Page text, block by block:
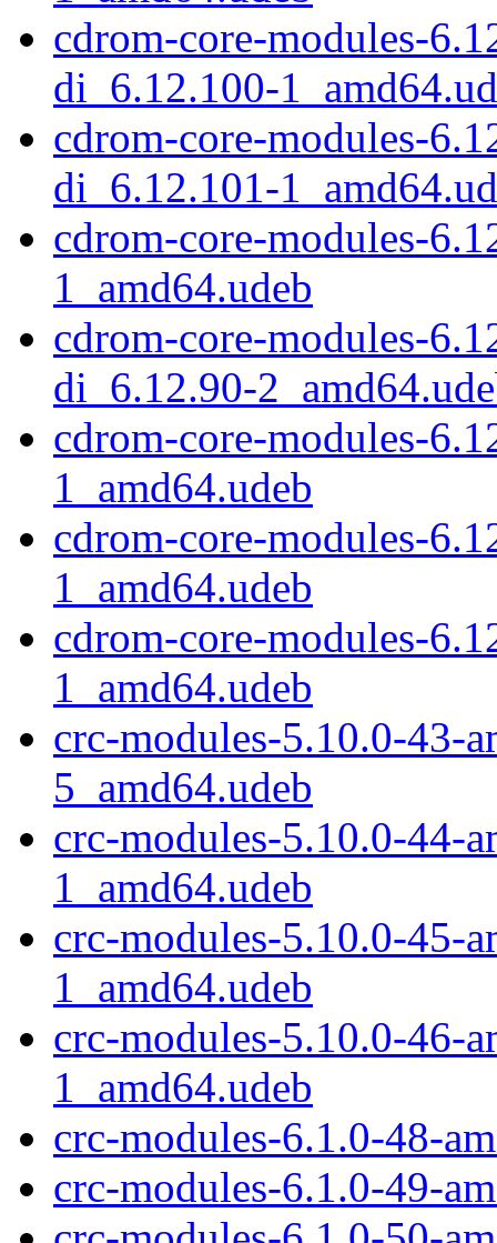
cdrom-core-modules-
di_6.12.100-
cdrom-core-modules-
di_6.12.101-
cdrom-core-modules-
1_amd64.udeb
cdrom-core-modules-
di_6.12.90-
cdrom-core-modules-
1_amd64.udeb
cdrom-core-modules-
1_amd64.udeb
cdrom-core-modules-
1_amd64.udeb
crc-modules-5.10.0-43-
5_amd64.udeb
crc-modules-5.10.0-44-
1_amd64.udeb
crc-modules-5.10.0-45-
1_amd64.udeb
crc-modules-5.10.0-46-
1_amd64.udeb
crc-modules-6.1.0-48-
crc-modules-6.1.0-49-